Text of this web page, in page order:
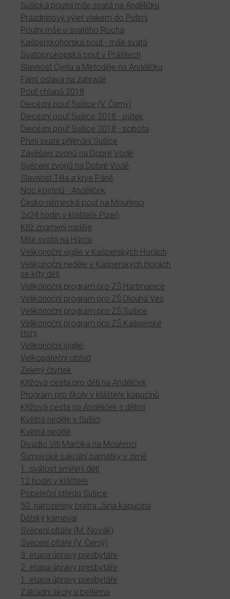
Sušická poutní mše svatá na Andělíčku
Prázdninový výlet vlakem do Putimi
Poutní mše u svatého Rocha
Kašperskohorská pouť - mše svatá
Svatoprokopská pouť v Prášilech
Slavnost Cyrila a Metoděje na Andělíčku
Farní oslava na zahradě
Pouť chlapů 2018
Diecézní pouť Sušice (V. Černý)
Diecézní pouť Sušice 2018 - pátek
Diecézní pouť Sušice 2018 - sobota
První svaté přijímání Sušice
Zavěšení zvonů na Dobré Vodě
Svěcení zvonů na Dobré Vodě
Slavnost Těla a krve Páně
Noc kostelů - Andělíček
Česko-německá pouť na Mouřenci
3x24 hodin v klášteře Plzeň
Kříž znamení naděje
Mše svatá na Hůrce
Velikonoční vigilie v Kašperských Horách
Velikonoční neděle v Kašperských Horách
se křty dětí
Velikonoční program pro ZŠ Hartmanice
Velikonoční program pro ZŠ Dlouhá Ves
Velikonoční program pro ZŠ Sušice
Velikonoční program pro ZŠ Kašperské
Hory
Velikonoční vigilie
Velkopáteční obřad
Zelený čtvrtek
Křížová cesta pro děti na Andělíček
Program pro školy v klášteře kapucínů
Křížová cesta na Andělíček s dětmi
Květná neděle v Sušici
Květná neděle
Divadlo Víti Marčíka na Mouřenci
Šumavské sakrální památky v zimě
1. svátost smíření dětí
12 hodin v klášteře
Popeleční středa Sušice
50. narozeniny bratra Jana kapucína
Dětský karneval
Svěcení oltáře (M. Novák)
Svěcení oltáře (V. Černý)
3. etapa úpravy presbytáře
2. etapa úpravy presbytáře
1. etapa úpravy presbytáře
Základní školy u betléma